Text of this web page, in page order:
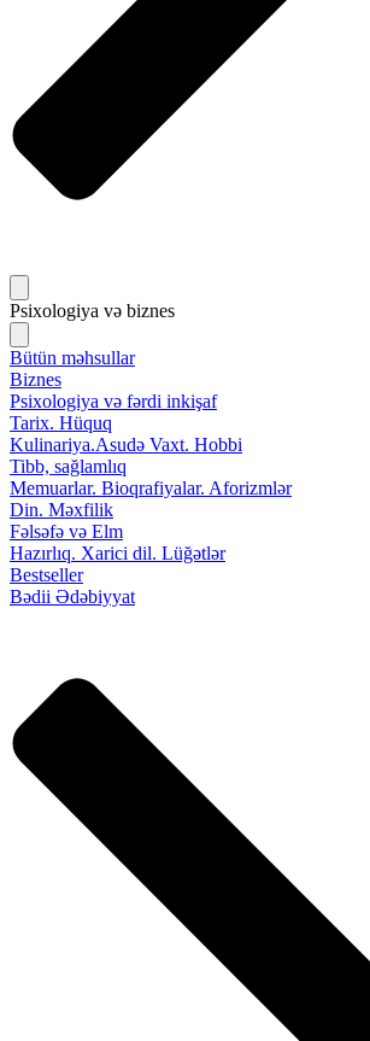
Psixologiya və biznes
Bütün məhsullar
Biznes
Psixologiya və fərdi inkişaf
Tarix. Hüquq
Kulinariya.Asudə Vaxt. Hobbi
Tibb, sağlamlıq
Memuarlar. Bioqrafiyalar. Aforizmlər
Din. Məxfilik
Fəlsəfə və Elm
Hazırlıq. Xarici dil. Lüğətlər
Bestseller
Bədii Ədəbiyyat